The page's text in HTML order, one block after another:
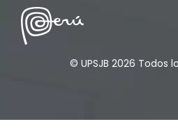
© UPSJB 2026 Todos